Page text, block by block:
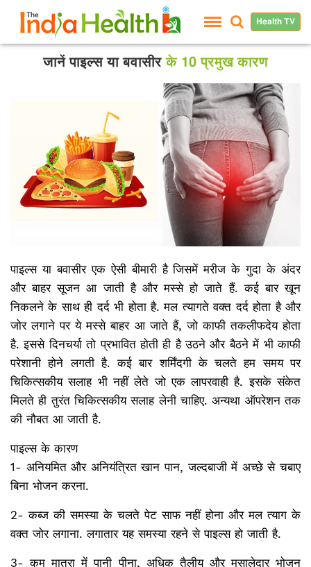
Health TV
जानें पाइल्स या बवासीरके 10 प्रमुख कारण
पाइल्स या बवासीर एक ऐसी बीमारी है जिसमें मरीज के गुदा के अंदर
और बाहर सूजन आ जाती है और मस्से हो जाते हैं. कई बार खून
निकलने के साथ ही दर्द भी होता है. मल त्यागते वक्त दर्द होता है और
जोर लगाने पर ये मस्से बाहर आ जाते हैं, जो काफी तकलीफदेय होता
है. इससे दिनचर्या तो प्रभावित होती ही है उठने और बैठने में भी काफी
परेशानी होने लगती है. कई बार शर्मिंदगी के चलते हम समय पर
चिकित्सकीय सलाह भी नहीं लेते जो एक लापरवाही है. इसके संकेत
मिलते ही तुरंत चिकित्सकीय सलाह लेनी चाहिए. अन्यथा ऑपरेशन तक
की नौबत आ जाती है.
पाइल्स के कारण
1- अनियमित और अनियं​त्रित खान पान, जल्दबाजी में अच्छे से चबाए
बिना भोजन करना.
2- कब्ज की समस्या के चलते पेट साफ नहीं होना और मल त्याग के
वक्त जोर लगाना. लगातार यह समस्या रहने से पाइल्स हो जाती है.
3- कम मात्रा में पानी पीना, अधिक तैलीय और मसालेदार भोजन